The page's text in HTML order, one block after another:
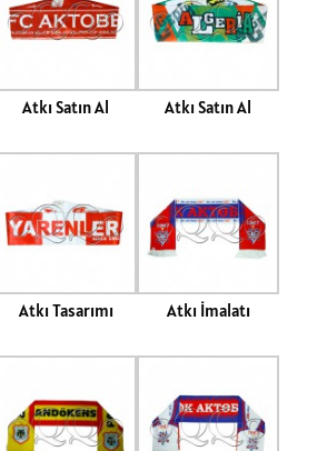
Atkı Satın Al Atkı Satın Al
Atkı Tasarımı Atkı İmalatı